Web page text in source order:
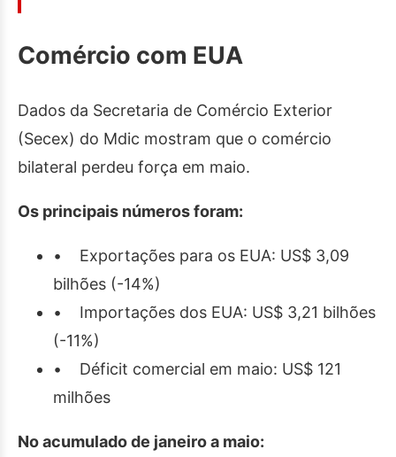
Comércio com EUA
Dados da Secretaria de Comércio Exterior
(Secex) do Mdic mostram que o comércio
bilateral perdeu força em maio.
Os principais números foram:
• Exportações para os EUA: US$ 3,09
bilhões (-14%)
• Importações dos EUA: US$ 3,21 bilhões
(-11%)
• Déficit comercial em maio: US$ 121
milhões
No acumulado de janeiro a maio: